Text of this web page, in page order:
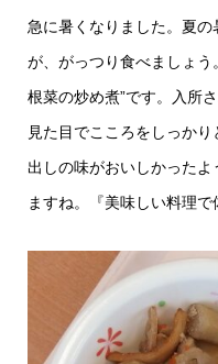
急に暑くなりました。夏
が、がっつり食べましょう
根菜の炒め煮”です。入所
見た目でこころをしっか
出しの味がおいしかった
ますね。『美味しい料理で